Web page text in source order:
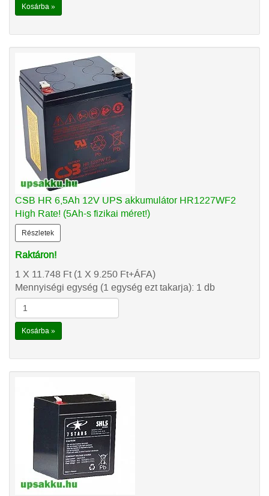
Kosárba »
CSB HR 6,5Ah 12V UPS akkumulátor HR1227WF2
High Rate! (5Ah-s fizikai méret!)
Részletek
Raktáron!
1 X 11.748 Ft(1 X 9.250 Ft+ÁFA)
Mennyiségi egység (1 egység ezt takarja): 1 db
Kosárba »